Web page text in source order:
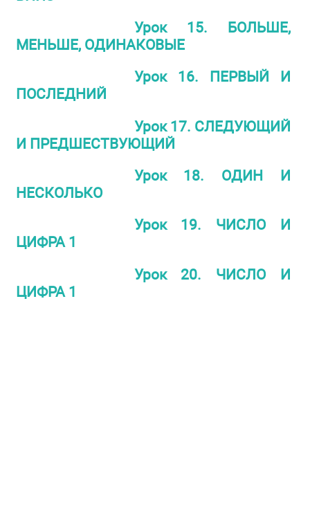
Урок 15. БОЛЬШЕ,
МЕНЬШЕ, ОДИНАКОВЫЕ
Урок 16. ПЕРВЫЙ И
ПОСЛЕДНИЙ
Урок 17. СЛЕДУЮЩИЙ
И ПРЕДШЕСТВУЮЩИЙ
Урок 18. ОДИН И
НЕСКОЛЬКО
Урок 19. ЧИСЛО И
ЦИФРА 1
Урок 20. ЧИСЛО И
ЦИФРА 1